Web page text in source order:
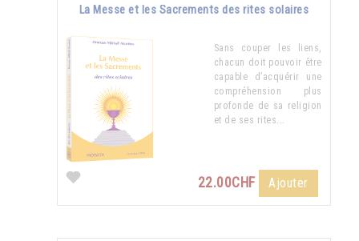
La Messe et les Sacrements des rites solaires
Sans couper les liens,
chacun doit pouvoir être
capable d’acquérir une
compréhension plus
profonde de sa religion
et de ses rites...
22.00CHF Ajouter